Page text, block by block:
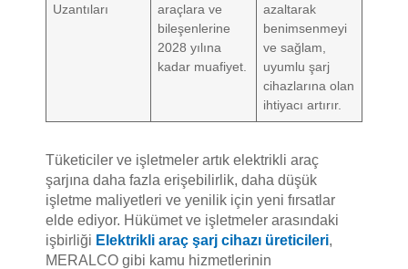
Uzantıları
araçlara ve
bileşenlerine
2028 yılına
kadar muafiyet.
azaltarak
benimsenmeyi
ve sağlam,
uyumlu şarj
cihazlarına olan
ihtiyacı artırır.
Tüketiciler ve işletmeler artık elektrikli araç
şarjına daha fazla erişebilirlik, daha düşük
işletme maliyetleri ve yenilik için yeni fırsatlar
elde ediyor. Hükümet ve işletmeler arasındaki
işbirliği Elektrikli araç şarj cihazı üreticileri,
MERALCO gibi kamu hizmetlerinin